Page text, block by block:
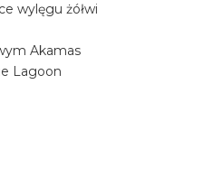
wylęgu żółwi
Akamas
Lagoon